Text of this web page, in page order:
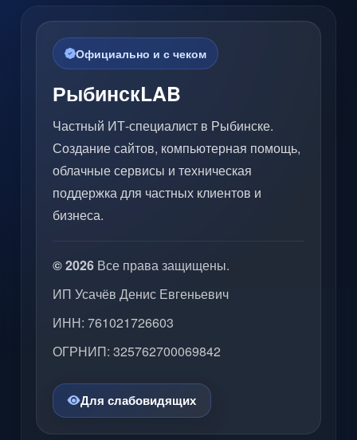
Официально и с чеком
РыбинскLAB
Частный ИТ-специалист в Рыбинске.
Создание сайтов, компьютерная помощь,
облачные сервисы и техническая
поддержка для частных клиентов и
бизнеса.
© 2026 Все права защищены.
ИП Усачёв Денис Евгеньевич
ИНН: 761021726603
ОГРНИП: 325762700069842
Для слабовидящих